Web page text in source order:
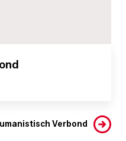
Verbond